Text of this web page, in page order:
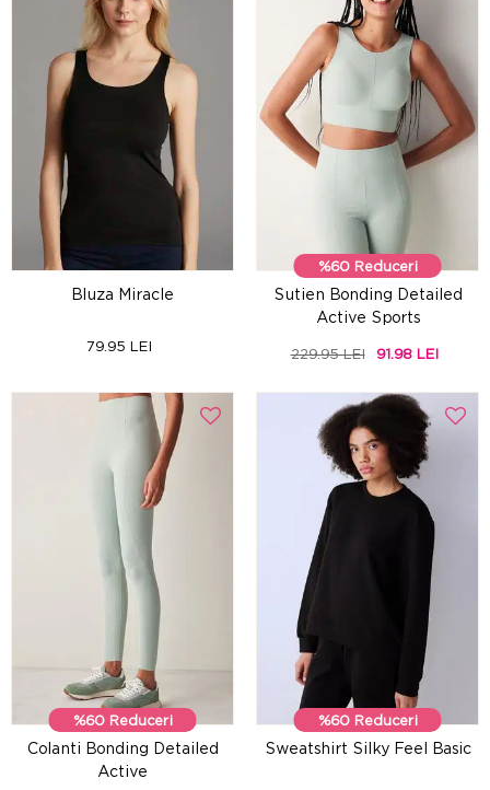
Bluza Miracle
79.95 LEI
%60 Reduceri
Sutien Bonding Detailed
Active Sports
229.95 LEI 91.98 LEI
%60 Reduceri
Colanti Bonding Detailed
Active
%60 Reduceri
Sweatshirt Silky Feel Basic